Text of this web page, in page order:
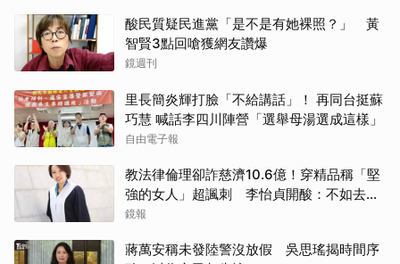
酸民質疑民進黨「是不是有她裸照？」 黃
智賢3點回嗆獲網友讚爆
鏡週刊
里長簡炎輝打臉「不給講話」！ 再同台挺蘇
巧慧 喊話李四川陣營「選舉母湯選成這樣」
自由電子報
教法律倫理卻詐慈濟10.6億！穿精品稱「堅
強的女人」超諷刺 李怡貞開酸：不如去賣
疫苗
鏡報
蔣萬安稱未發陸警沒放假 吳思瑤揭時間序